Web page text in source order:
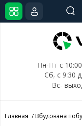
Пн-Пт с
Сб, с 9:30
Вс-
Главная Вбудована